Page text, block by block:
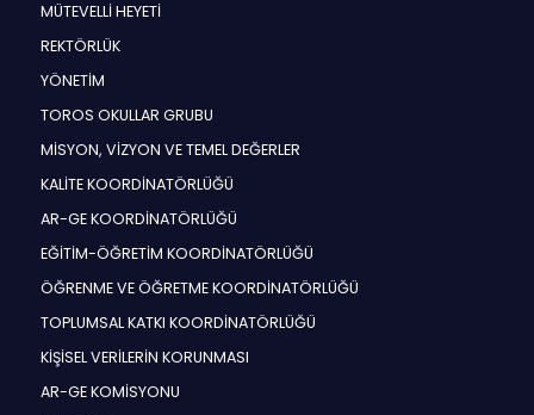
MÜTEVELLİ HEYETİ
REKTÖRLÜK
YÖNETİM
TOROS OKULLAR GRUBU
MİSYON, VİZYON VE TEMEL DEĞERLER
KALİTE KOORDİNATÖRLÜĞÜ
AR-GE KOORDİNATÖRLÜĞÜ
EĞİTİM-ÖĞRETİM KOORDİNATÖRLÜĞÜ
ÖĞRENME VE ÖĞRETME KOORDİNATÖRLÜĞÜ
TOPLUMSAL KATKI KOORDİNATÖRLÜĞÜ
KİŞİSEL VERİLERİN KORUNMASI
AR-GE KOMİSYONU